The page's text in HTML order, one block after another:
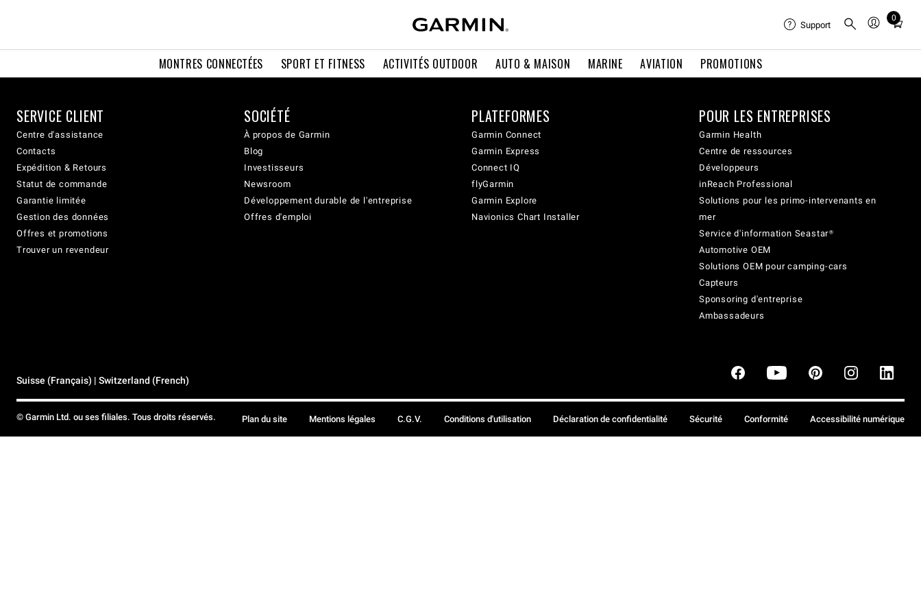
MONTRES CONNECTÉES SPORT ET FITNESS ACTIVITÉS OUTDOOR AUTO & MAISON MARINE AVIATION PROMOTIONS
Support
0
Total
in
SERVICE CLIENT
Centre d'assistance
Contacts
Expédition & Retours
Statut de commande
Garantie limitée
Gestion des données
Offres et promotions
Trouver un revendeur
SOCIÉTÉ
À propos de Garmin
Blog
Investisseurs
Newsroom
Développement durable de l'entreprise
Offres d'emploi
PLATEFORMES
Garmin Connect
Garmin Express
Connect IQ
flyGarmin
Garmin Explore
Navionics Chart Installer
POUR LES ENTREPRISES
Garmin Health
Centre de ressources
Développeurs
inReach Professional
Solutions pour les primo-intervenants en
mer
Service d'information Seastar®
Automotive OEM
Solutions OEM pour camping-cars
Capteurs
Sponsoring d'entreprise
Ambassadeurs
Suisse (Français) | Switzerland (French)
© Garmin Ltd. ou ses filiales. Tous droits réservés. Plan du site Mentions légales C.G.V. Conditions d'utilisation Déclaration de confidentialité Sécurité Conformité Accessibilité numérique